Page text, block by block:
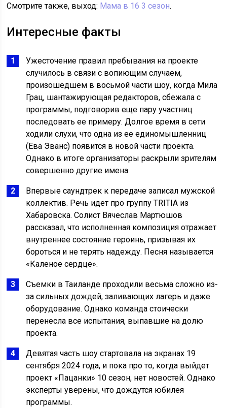
Смотрите также, выход: Мама в 16 3 сезон.
Интересные факты
Ужесточение правил пребывания на проекте
случилось в связи с вопиющим случаем,
произошедшем в восьмой части шоу, когда Мила
Грац, шантажирующая редакторов, сбежала с
программы, подговорив еще пару участниц
последовать ее примеру. Долгое время в сети
ходили слухи, что одна из ее единомышленниц
(Ева Эванс) появится в новой части проекта.
Однако в итоге организаторы раскрыли зрителям
совершенно другие имена.
Впервые саундтрек к передаче записал мужской
коллектив. Речь идет про группу TRITIA из
Хабаровска. Солист Вячеслав Мартюшов
рассказал, что исполненная композиция отражает
внутреннее состояние героинь, призывая их
бороться и не терять надежду. Песня называется
«Каленое сердце».
Съемки в Таиланде проходили весьма сложно из-
за сильных дождей, заливающих лагерь и даже
оборудование. Однако команда стоически
перенесла все испытания, выпавшие на долю
проекта.
Девятая часть шоу стартовала на экранах 19
сентября 2024 года, и пока про то, когда выйдет
проект «Пацанки» 10 сезон, нет новостей. Однако
эксперты уверены, что дождутся юбилея
программы.